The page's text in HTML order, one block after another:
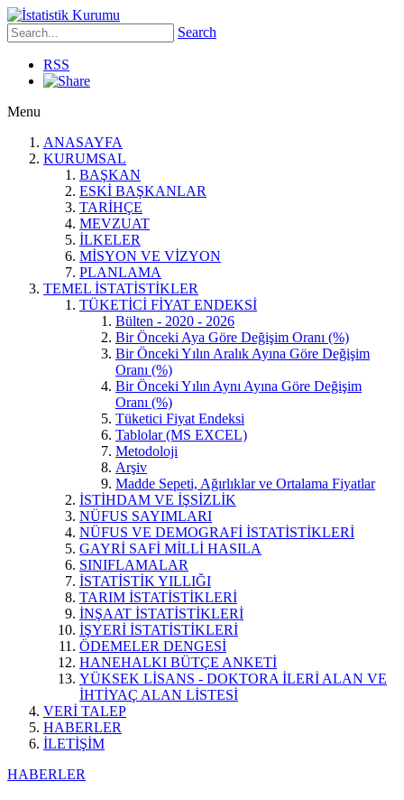
Search
RSS
Menu
ANASAYFA
KURUMSAL
BAŞKAN
ESKİ BAŞKANLAR
TARİHÇE
MEVZUAT
İLKELER
MİSYON VE VİZYON
PLANLAMA
TEMEL İSTATİSTİKLER
TÜKETİCİ FİYAT ENDEKSİ
Bülten - 2020 - 2026
Bir Önceki Aya Göre Değişim Oranı (%)
Bir Önceki Yılın Aralık Ayına Göre Değişim
Oranı (%)
Bir Önceki Yılın Aynı Ayına Göre Değişim
Oranı (%)
Tüketici Fiyat Endeksi
Tablolar (MS EXCEL)
Metodoloji
Arşiv
Madde Sepeti, Ağırlıklar ve Ortalama Fiyatlar
İSTİHDAM VE İŞSİZLİK
NÜFUS SAYIMLARI
NÜFUS VE DEMOGRAFİ İSTATİSTİKLERİ
GAYRİ SAFİ MİLLİ HASILA
SINIFLAMALAR
İSTATİSTİK YILLIĞI
TARIM İSTATİSTİKLERİ
İNŞAAT İSTATİSTİKLERİ
İŞYERİ İSTATİSTİKLERİ
ÖDEMELER DENGESİ
HANEHALKI BÜTÇE ANKETİ
YÜKSEK LİSANS - DOKTORA İLERİ ALAN VE
İHTİYAÇ ALAN LİSTESİ
VERİ TALEP
HABERLER
İLETİŞİM
HABERLER